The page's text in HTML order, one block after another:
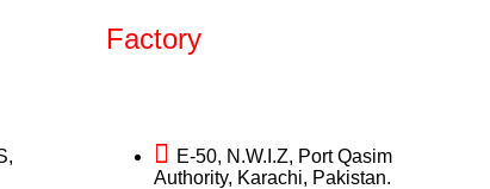
Factory
E-50, N.W.I.Z, Port Qasim
Authority, Karachi, Pakistan.